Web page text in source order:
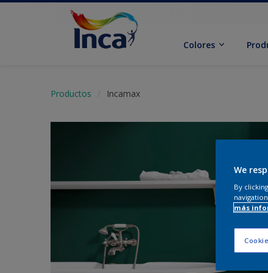
Colores
Productos Incamax
We
By
más